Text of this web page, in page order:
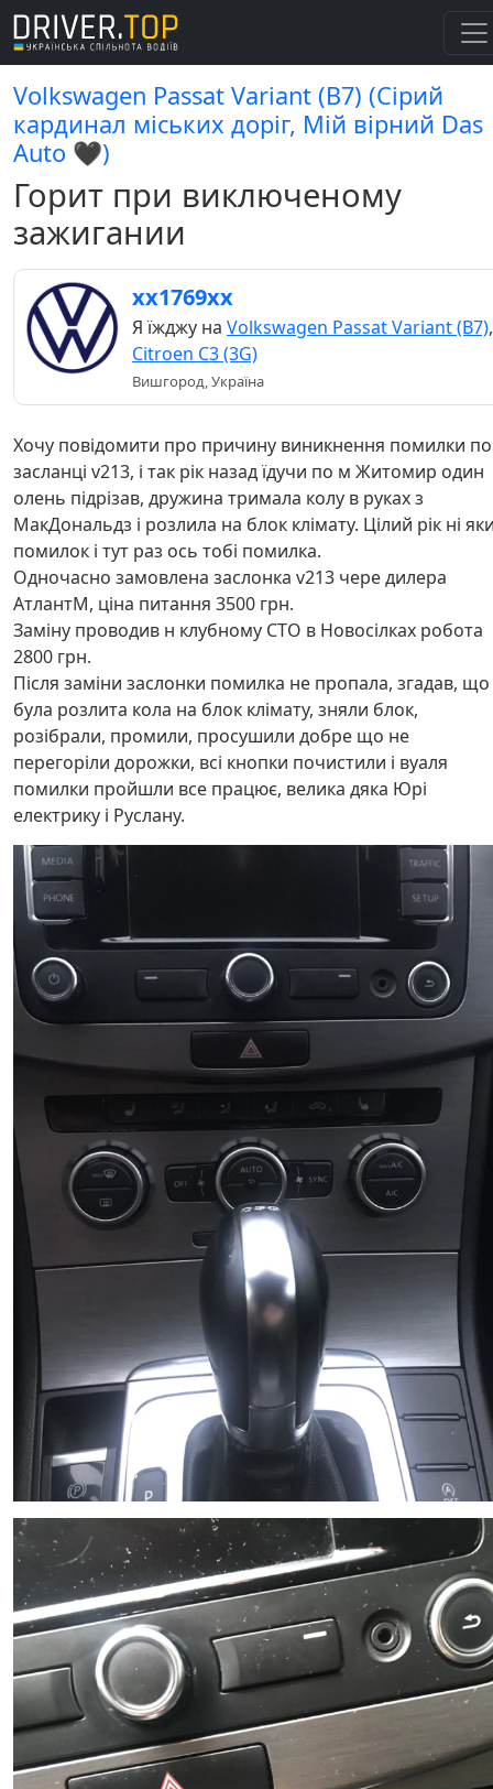
Volkswagen Passat Variant (B7) (Сірий
кардинал міських доріг, Мій вірний Das
Auto 🖤)
Горит при виключеному
зажигании
хх1769хх
Я їжджу на Volkswagen Passat Variant (B7),
Citroen C3 (3G)
Вишгород, Україна
Хочу повідомити про причину виникнення помилки по
засланці v213, і так рік назад їдучи по м Житомир один
олень підрізав, дружина тримала колу в руках з
МакДональдз і розлила на блок клімату. Цілий рік ні
помилок і тут раз ось тобі помилка.
Одночасно замовлена заслонка v213 чере дилера
АтлантМ, ціна питання 3500 грн.
Заміну проводив н клубному СТО в Новосілках робота
2800 грн.
Після заміни заслонки помилка не пропала, згадав, що
була розлита кола на блок клімату, зняли блок,
розібрали, промили, просушили добре що не
перегоріли дорожки, всі кнопки почистили і вуаля
помилки пройшли все працює, велика дяка Юрі
електрику і Руслану.